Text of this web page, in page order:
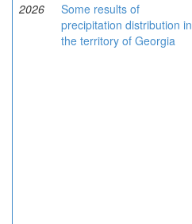
2026
Some results of
precipitation distribution in
the territory of Georgia